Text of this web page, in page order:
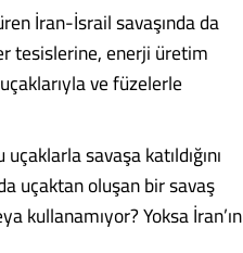
İran-İsrail savaşında da
tesislerine, enerji üretim
ve füzelerle
savaşa katıldığını
uçaktan oluşan bir savaş
kullanamıyor? Yoksa İran’ın